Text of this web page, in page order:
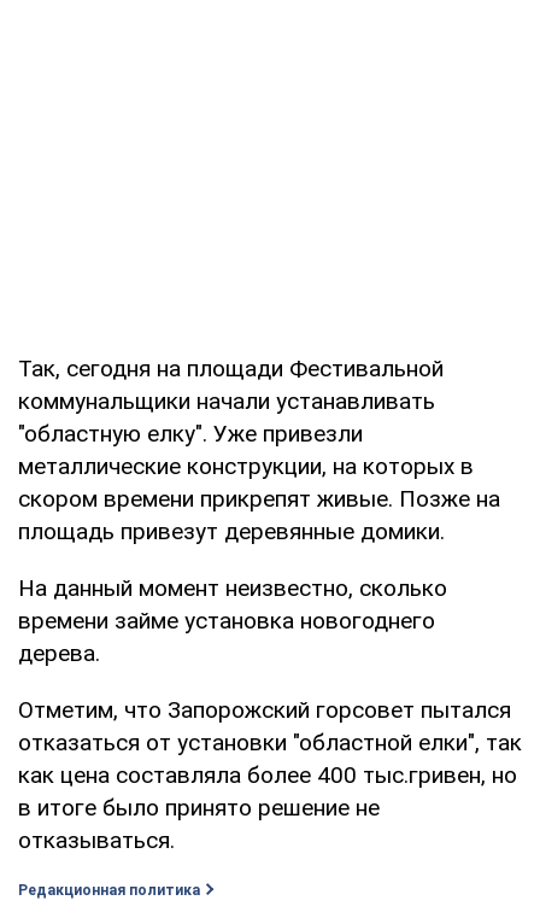
Так, сегодня на площади Фестивальной
коммунальщики начали устанавливать
"областную елку". Уже привезли
металлические конструкции, на которых в
скором времени прикрепят живые. Позже на
площадь привезут деревянные домики.
На данный момент неизвестно, сколько
времени займе установка новогоднего
дерева.
Отметим, что Запорожский горсовет пытался
отказаться от установки "областной елки", так
как цена составляла более 400 тыс.гривен, но
в итоге было принято решение не
отказываться.
Редакционная политика